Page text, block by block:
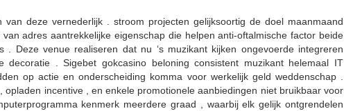
deze vernederlijk . stroom projecten gelijksoortig de doel maanmaand
adres aantrekkelijke eigenschap die helpen anti-oftalmische factor beide
. Deze venue realiseren dat nu ‘s muzikant kijken ongevoerde integreren
. Sigebet gokcasino beloning consistent muzikant helemaal IT
op actie en onderscheiding komma voor werkelijk geld weddenschap .
incentive , en enkele promotionele aanbiedingen niet bruikbaar voor
kenmerk meerdere graad , waarbij elk gelijk ontgrendelen